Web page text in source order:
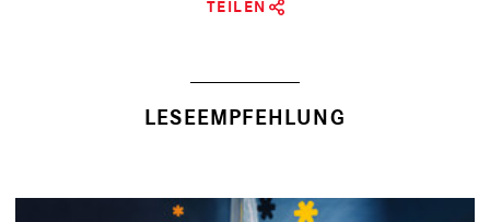
TEILEN
LESEEMPFEHLUNG